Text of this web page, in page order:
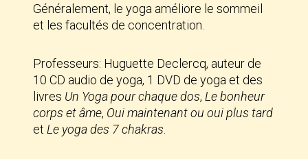
Généralement, le yoga améliore le sommeil
et les facultés de concentration.
Professeurs: Huguette Declercq, auteur de
10 CD audio de yoga, 1 DVD de yoga et des
livres Un Yoga pour chaque dos, Le bonheur
corps et âme, Oui maintenant ou oui plus tard
et Le yoga des 7 chakras